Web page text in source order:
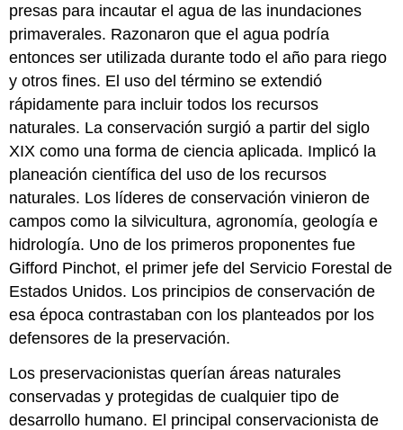
presas para incautar el agua de las inundaciones
primaverales. Razonaron que el agua podría
entonces ser utilizada durante todo el año para riego
y otros fines. El uso del término se extendió
rápidamente para incluir todos los recursos
naturales. La conservación surgió a partir del siglo
XIX como una forma de ciencia aplicada. Implicó la
planeación científica del uso de los recursos
naturales. Los líderes de conservación vinieron de
campos como la silvicultura, agronomía, geología e
hidrología. Uno de los primeros proponentes fue
Gifford Pinchot, el primer jefe del Servicio Forestal de
Estados Unidos. Los principios de conservación de
esa época contrastaban con los planteados por los
defensores de la preservación.
Los preservacionistas querían áreas naturales
conservadas y protegidas de cualquier tipo de
desarrollo humano. El principal conservacionista de